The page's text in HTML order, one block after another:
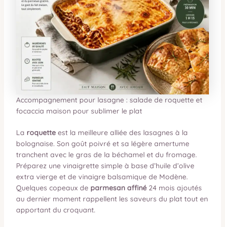
Accompagnement pour lasagne : salade de roquette et
focaccia maison pour sublimer le plat
La roquetteest la meilleure alliée des lasagnes à la
bolognaise. Son goût poivré et sa légère amertume
tranchent avec le gras de la béchamel et du fromage.
Préparez une vinaigrette simple à base d’huile d’olive
extra vierge et de vinaigre balsamique de Modène.
Quelques copeaux de parmesan affiné24 mois ajoutés
au dernier moment rappellent les saveurs du plat tout en
apportant du croquant.